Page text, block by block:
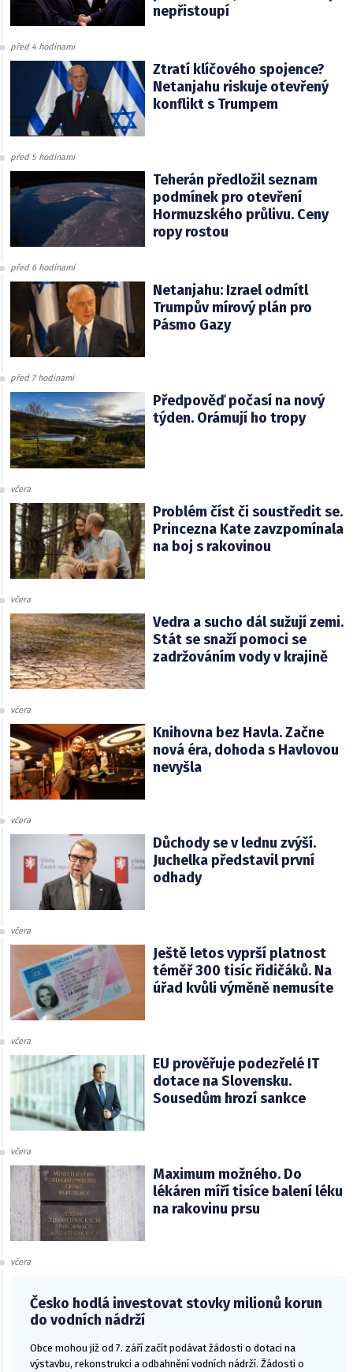
nepřistoupí
před 4 hodinami
Ztratí klíčového spojence?
Netanjahu riskuje otevřený
konflikt s Trumpem
před 5 hodinami
Teherán předložil seznam
podmínek pro otevření
Hormuzského průlivu. Ceny
ropy rostou
před 6 hodinami
Netanjahu: Izrael odmítl
Trumpův mírový plán pro
Pásmo Gazy
před 7 hodinami
Předpověď počasí na nový
týden. Orámují ho tropy
včera
Problém číst či soustředit se.
Princezna Kate zavzpomínala
na boj s rakovinou
včera
Vedra a sucho dál sužují zemi.
Stát se snaží pomoci se
zadržováním vody v krajině
včera
Knihovna bez Havla. Začne
nová éra, dohoda s Havlovou
nevyšla
včera
Důchody se v lednu zvýší.
Juchelka představil první
odhady
včera
Ještě letos vyprší platnost
téměř 300 tisíc řidičáků. Na
úřad kvůli výměně nemusíte
včera
EU prověřuje podezřelé IT
dotace na Slovensku.
Sousedům hrozí sankce
včera
Maximum možného. Do
lékáren míří tisíce balení léku
na rakovinu prsu
včera
Česko hodlá investovat stovky milionů korun
do vodních nádrží
Obce mohou již od 7. září začít podávat žádosti o dotaci na
výstavbu, rekonstrukci a odbahnění vodních nádrží. Žádosti o